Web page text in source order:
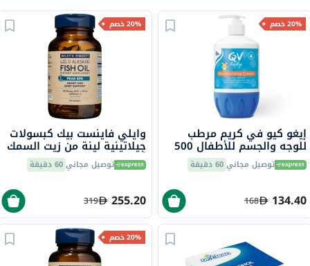
20% خصم
إيغو كيو في كريم مرطب
للوجه والجسم للأطفال 500
جرام توصيل مجاني60 دقيقة
134.40
168
20% خصم
وايلي فاينست بيك كبسولات
جيلاتينية لينة من زيت السمك
أوميغا 3 بتركيز 1000 ملجم
من حمض إيكوسابنتينويك
توصيل مجاني60 دقيقة
255.20
319
20% خصم